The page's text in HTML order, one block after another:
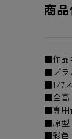
商
■作品
■プラ
■1/7
■全高
■専用
■原型
■彩色